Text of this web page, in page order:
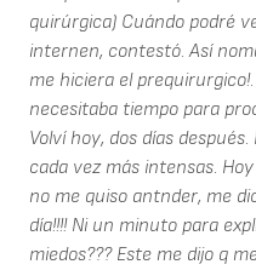
quirúrgica) Cuándo podré
internen, contestó. Así
me hiciera el
necesitaba tiempo para
Volví hoy, dos días
cada vez más intensas.
no me quiso antnder, me
día!!!! Ni un minuto para
miedos??? Este me dijo q